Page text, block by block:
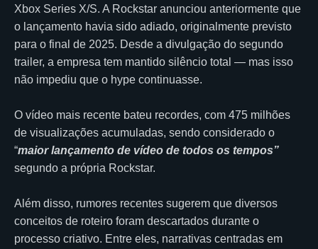
Xbox Series X/S. A Rockstar anunciou anteriormente que
o lançamento havia sido adiado, originalmente previsto
para o final de 2025. Desde a divulgação do segundo
trailer, a empresa tem mantido silêncio total — mas isso
não impediu que o hype continuasse.
O vídeo mais recente bateu recordes, com 475 milhões
de visualizações acumuladas, sendo considerado o
“maior lançamento de vídeo de todos os tempos”
segundo a própria Rockstar.
Além disso, rumores recentes sugerem que diversos
conceitos de roteiro foram descartados durante o
processo criativo. Entre eles, narrativas centradas em